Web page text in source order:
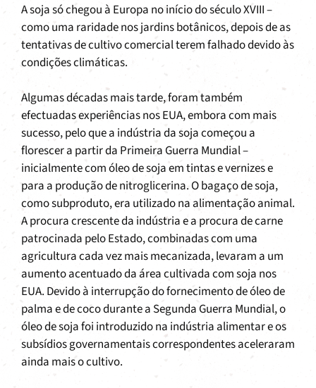
A soja só chegou à Europa no início do século XVIII –
como uma raridade nos jardins botânicos, depois de as
tentativas de cultivo comercial terem falhado devido às
condições climáticas.
Algumas décadas mais tarde, foram também
efectuadas experiências nos EUA, embora com mais
sucesso, pelo que a indústria da soja começou a
florescer a partir da Primeira Guerra Mundial –
inicialmente com óleo de soja em tintas e vernizes e
para a produção de nitroglicerina. O bagaço de soja,
como subproduto, era utilizado na alimentação animal.
A procura crescente da indústria e a procura de carne
patrocinada pelo Estado, combinadas com uma
agricultura cada vez mais mecanizada, levaram a um
aumento acentuado da área cultivada com soja nos
EUA. Devido à interrupção do fornecimento de óleo de
palma e de coco durante a Segunda Guerra Mundial, o
óleo de soja foi introduzido na indústria alimentar e os
subsídios governamentais correspondentes aceleraram
ainda mais o cultivo.